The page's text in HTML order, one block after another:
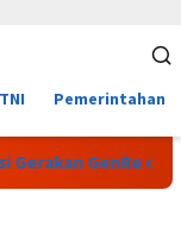
TNI Pemerintahan
GenRe di